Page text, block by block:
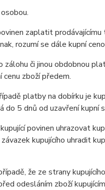
zaplatit prodávajícímu
rozumí se dále kupní
či jinou obdobnou
zboží předem.
platby na dobírku je
5 dnů od uzavření kupní
povinen uhrazovat
kupujícího uhradit
že ze strany
odesláním zboží